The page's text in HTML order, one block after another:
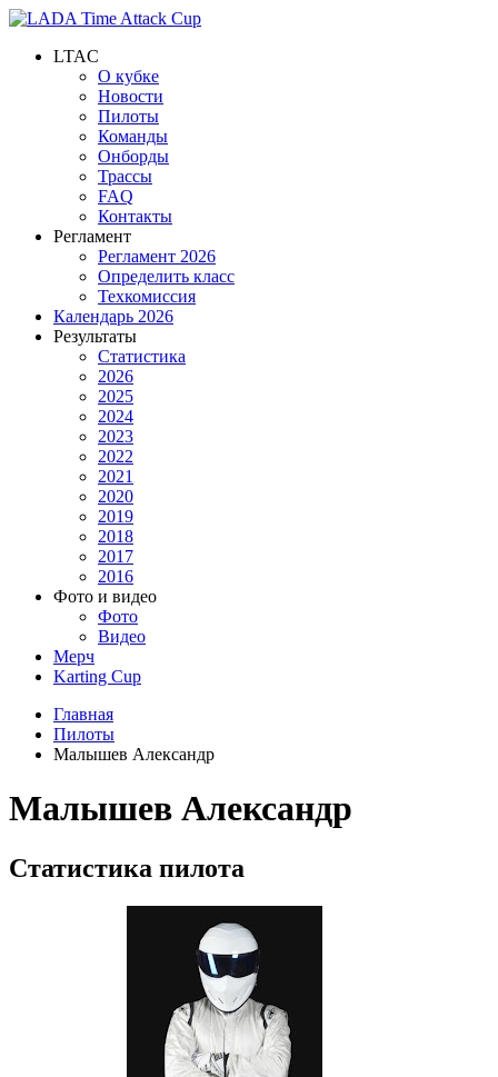
LTAC
О кубке
Новости
Пилоты
Команды
Онборды
Трассы
FAQ
Контакты
Регламент
Регламент 2026
Определить класс
Техкомиссия
Календарь 2026
Результаты
Статистика
2026
2025
2024
2023
2022
2021
2020
2019
2018
2017
2016
Фото и видео
Фото
Видео
Мерч
Karting Cup
Главная
Пилоты
Малышев Александр
Малышев Александр
Статистика пилота